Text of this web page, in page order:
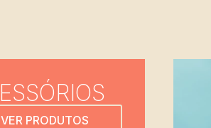
VER PRODUTOS